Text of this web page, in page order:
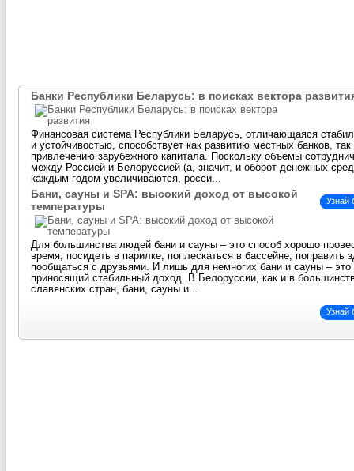
Банки Республики Беларусь: в поисках вектора
Финансовая система Республики Беларусь, отличающаяся
и устойчивостью, способствует как развитию местных банков, так
привлечению зарубежного капитала. Поскольку объёмы
между Россией и Белоруссией (а, значит, и оборот денежных
каждым годом увеличиваются, росси...
Узнай
Бани, сауны и SPA: высокий доход от высокой
температуры
Для большинства людей бани и сауны – это способ хорошо
время, посидеть в парилке, поплескаться в бассейне, поправить
пообщаться с друзьями. И лишь для немногих бани и сауны – это
приносящий стабильный доход. В Белоруссии, как и в
славянских стран, бани, сауны и...
Узнай